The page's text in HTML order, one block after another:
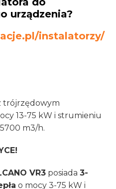
urządzenia?
instalatorzy/
trójrzędowym
13-75 kW i strumieniu
m3/h.
VR3 posiada 3-
o mocy 3-75 kW i